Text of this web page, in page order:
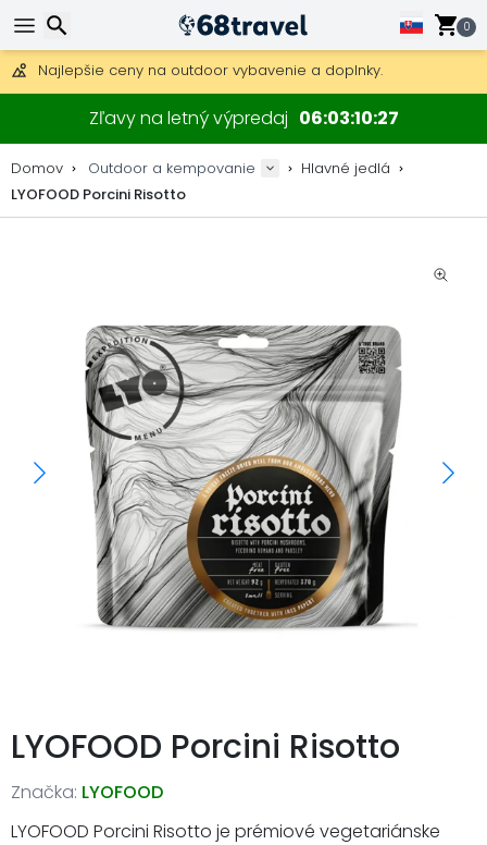
0
Poštovné zdarma na objednávky nad 49 €.
30 dní na vrátenie, 90 dní na drevené mapy a dekorácie.
Najlepšie ceny na outdoor vybavenie a doplnky.
Zľavy na letný výpredaj 06031027
Domov Outdoor a kempovanie
Hlavné jedlá
LYOFOOD Porcini Risotto
LYOFOOD Porcini Risotto
Značka: LYOFOOD
LYOFOOD Porcini Risotto je prémiové vegetariánske
Hľadať